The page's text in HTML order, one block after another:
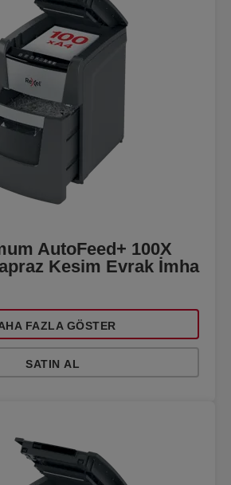
AutoFeed+ 100X
Kesim Evrak İmha
FAZLA GÖSTER
SATIN AL